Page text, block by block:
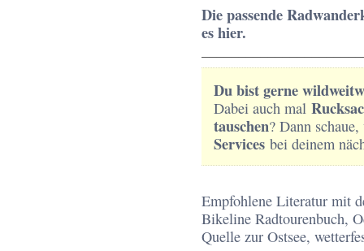
Die passende
es hier.
Du bist gerne
Dabei auch mal
tauschen? Dann
Servicesbei deinem
Empfohlene Literatur mit
Bikeline Radtourenbuch,
Quelle zur Ostsee,